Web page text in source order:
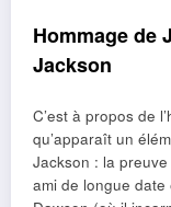
Hommage de
Jackson
C’est à propos de
qu’apparaît un
Jackson : la
ami de longue